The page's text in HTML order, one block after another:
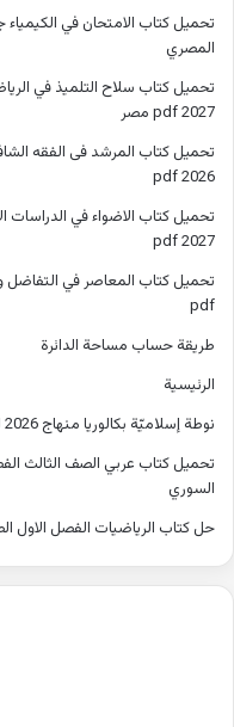
المصري
تحميل كتاب سلاح التلميذ في
2027 pdf مصر
تحميل كتاب المرشد فى الفقه
2026 pdf
تحميل كتاب الاضواء في الدراسات
2027 pdf
pdf
طريقة حساب مساحة الدائرة
الرئيسية
نوطة إسلاميّة بكالوريا منهاج 2026 للأستاذ القدير هُمام حَمدان المنهاج السوري
السوري
حل كتاب الرياضيات الفصل الاول